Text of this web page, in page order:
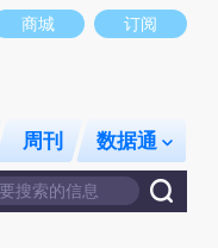
财新观点和立场。推荐点击链
商城 订阅
周刊 数据通